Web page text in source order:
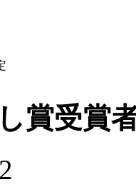
賞受賞